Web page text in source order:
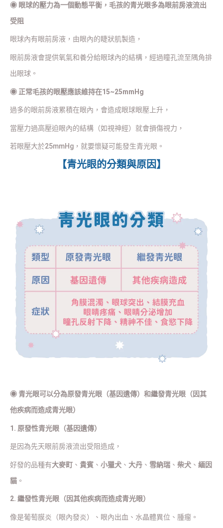
◉ 眼球的壓力為一個動態平衡，毛孩的青光眼多為眼前房液流出
受阻
眼球內有眼前房液，由眼內的睫狀肌製造，
眼前房液會提供氧氣和養分給眼球內的結構，經過瞳孔流至隅角排
出眼球。
◉ 正常毛孩的眼壓應該維持在15~25mmHg
過多的眼前房液累積在眼內，會造成眼球眼壓上升，
當壓力過高壓迫眼內的結構（如視神經）就會損傷視力，
若眼壓大於25mmHg，就要懷疑可能發生青光眼。
【青光眼的分類與原因】
◉ 青光眼可以分為原發青光眼（基因遺傳）和繼發青光眼（因其
他疾病而造成青光眼）
1. 原發性青光眼（基因遺傳）
是因為先天眼前房液流出受阻造成，
好發的品種有大麥町 、 貴賓 、 小獵犬 、 大丹 、 雪納瑞 、 柴犬 、 緬因
貓 。
2. 繼發性青光眼（因其他疾病而造成青光眼）
像是葡萄膜炎（眼內發炎）、眼內出血、水晶體異位、腫瘤。